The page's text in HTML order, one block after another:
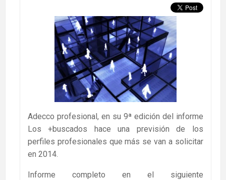
Adecco profesional, en su 9ª edición del informe
Los +buscados hace una previsión de los
perfiles profesionales que más se van a solicitar
en 2014.
Informe completo en el siguiente